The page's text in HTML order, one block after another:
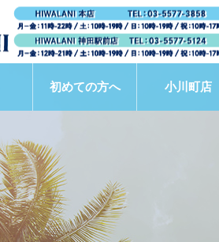
初めての方へ 小川町店